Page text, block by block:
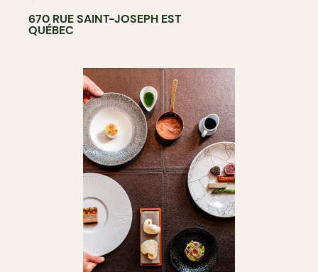
670 RUE SAINT-JOSEPH EST
QUÉBEC